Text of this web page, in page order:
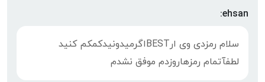
ehsan:
سلام رمزدی وی ارBESTاگرمیدونیدکمکم کنید
لطفآتمام رمزهاروزدم موفق نشدم